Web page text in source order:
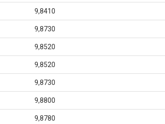
9,8410
9,8730
9,8520
9,8520
9,8730
9,8800
9,8780